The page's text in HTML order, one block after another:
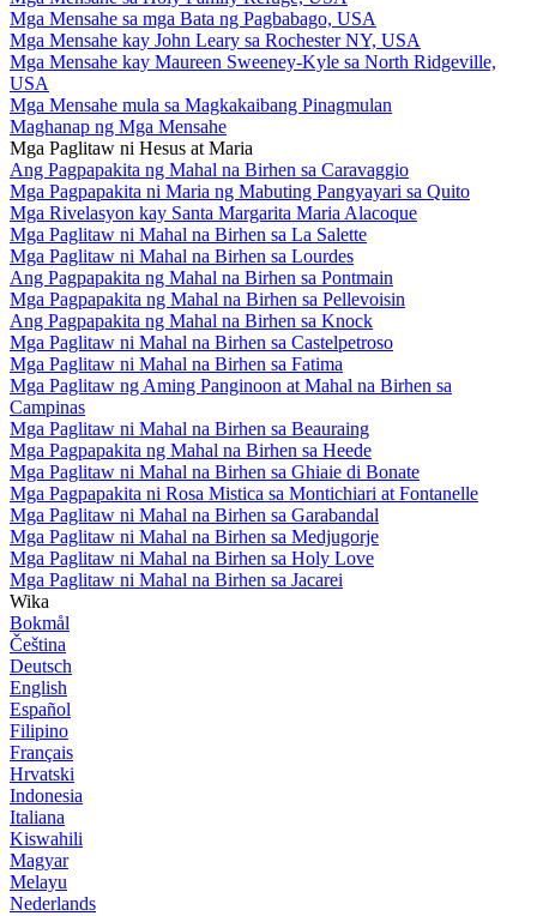
Mga Mensahe sa mga Bata ng Pagbabago, USA
Mga Mensahe kay John Leary sa Rochester NY, USA
Mga Mensahe kay Maureen Sweeney-Kyle sa North Ridgeville,
USA
Mga Mensahe mula sa Magkakaibang Pinagmulan
Maghanap ng Mga Mensahe
Mga Paglitaw ni Hesus at Maria
Ang Pagpapakita ng Mahal na Birhen sa Caravaggio
Mga Pagpapakita ni Maria ng Mabuting Pangyayari sa Quito
Mga Rivelasyon kay Santa Margarita Maria Alacoque
Mga Paglitaw ni Mahal na Birhen sa La Salette
Mga Paglitaw ni Mahal na Birhen sa Lourdes
Ang Pagpapakita ng Mahal na Birhen sa Pontmain
Mga Pagpapakita ng Mahal na Birhen sa Pellevoisin
Ang Pagpapakita ng Mahal na Birhen sa Knock
Mga Paglitaw ni Mahal na Birhen sa Castelpetroso
Mga Paglitaw ni Mahal na Birhen sa Fatima
Mga Paglitaw ng Aming Panginoon at Mahal na Birhen sa
Campinas
Mga Paglitaw ni Mahal na Birhen sa Beauraing
Mga Pagpapakita ng Mahal na Birhen sa Heede
Mga Paglitaw ni Mahal na Birhen sa Ghiaie di Bonate
Mga Pagpapakita ni Rosa Mistica sa Montichiari at Fontanelle
Mga Paglitaw ni Mahal na Birhen sa Garabandal
Mga Paglitaw ni Mahal na Birhen sa Medjugorje
Mga Paglitaw ni Mahal na Birhen sa Holy Love
Mga Paglitaw ni Mahal na Birhen sa Jacarei
Wika
Bokmål
Čeština
Deutsch
English
Español
Filipino
Français
Hrvatski
Indonesia
Italiana
Kiswahili
Magyar
Melayu
Nederlands